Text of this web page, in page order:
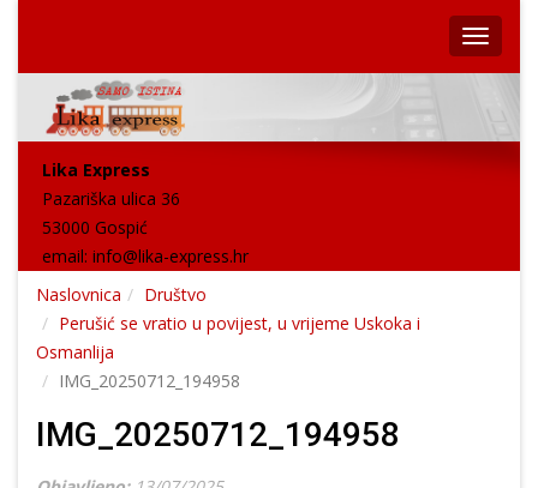
Lika Express
Pazariška ulica 36
53000 Gospić
email: info@lika-express.hr
Naslovnica
Društvo
Perušić se vratio u povijest, u vrijeme Uskoka i
Osmanlija
IMG_20250712_194958
IMG_20250712_194958